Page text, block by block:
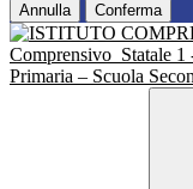
Annulla Conferma
Comprensivo Statale
Primaria – Scuola